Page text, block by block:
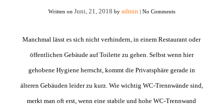
Written on Juni, 21, 2018 by admin | No Comments
Manchmal lässt es sich nicht verhindern, in einem Restaurant oder
öffentlichen Gebäude auf Toilette zu gehen. Selbst wenn hier
gehobene Hygiene herrscht, kommt die Privatsphäre gerade in
älteren Gebäuden leider zu kurz. Wie wichtig WC-Trennwände sind,
merkt man oft erst, wenn eine stabile und hohe WC-Trennwand